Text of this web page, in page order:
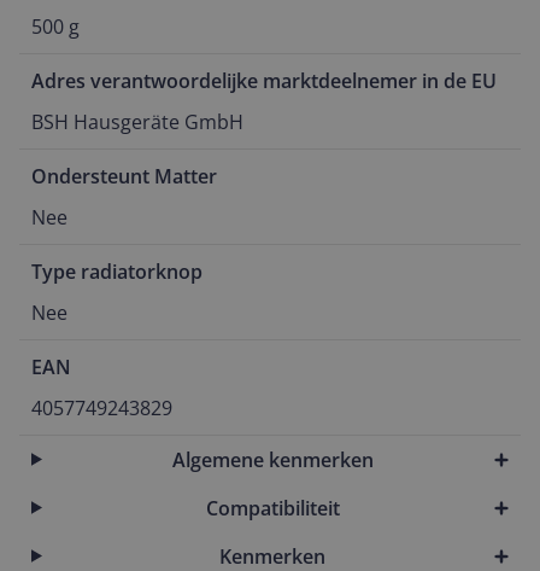
500 g
Adres verantwoordelijke marktdeelnemer in de EU
BSH Hausgeräte GmbH
Ondersteunt Matter
Nee
Type radiatorknop
Nee
EAN
4057749243829
Algemene kenmerken
Compatibiliteit
Kenmerken